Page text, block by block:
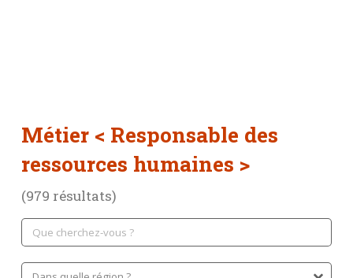
Métier < Responsable des
ressources humaines >
(979 résultats)